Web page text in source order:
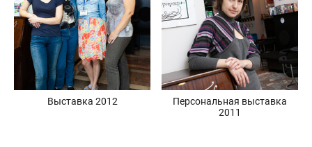
Выставка 2012
Персональная выставка
2011